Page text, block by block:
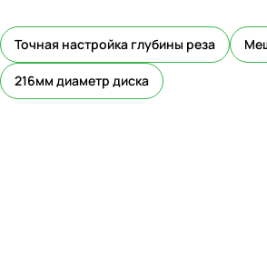
Точная настройка глубины реза
216мм диаметр диска